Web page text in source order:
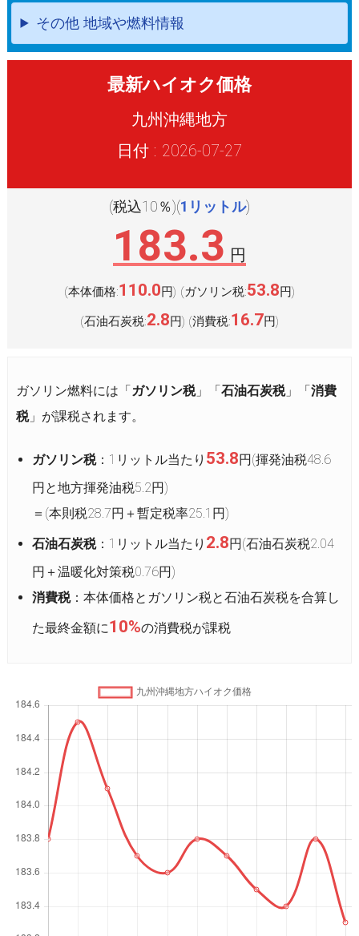
その他 地域や燃料情報
最新ハイオク価格
九州沖縄地方
日付 : 2026-07-27
(税込10％)(1リットル)
183.3 円
(本体価格:110.0円) (ガソリン税:53.8円)
(石油石炭税:2.8円) (消費税:16.7円)
ガソリン燃料には「ガソリン税」「石油石炭税」「消費
税」が課税されます。
ガソリン税：1リットル当たり 53.8円(揮発油税48.6
円と地方揮発油税5.2円)
＝(本則税28.7円＋暫定税率25.1円)
石油石炭税：1リットル当たり 2.8円(石油石炭税2.04
円＋温暖化対策税0.76円)
消費税：本体価格とガソリン税と石油石炭税を合算し
た最終金額に10%の消費税が課税